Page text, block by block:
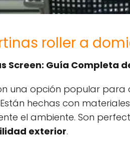
roller a
Screen: Guía Completa
una opción popular para
hechas con
el ambiente. Son
exterior.